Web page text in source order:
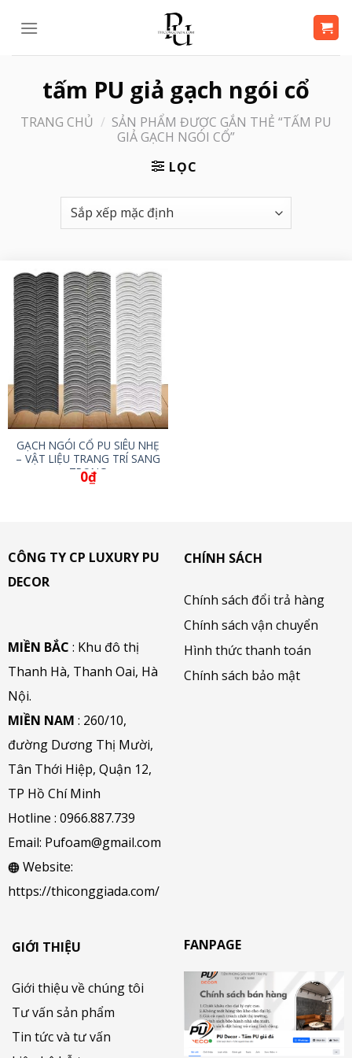
tấm PU giả gạch ngói cổ
TRANG CHỦ / SẢN PHẨM ĐƯỢC GẮN THẺ “TẤM PU
GIẢ GẠCH NGÓI CỔ”
LỌC
GẠCH NGÓI CỔ PU SIÊU NHẸ
– VẬT LIỆU TRANG TRÍ SANG
TRỌNG
0₫
CÔNG TY CP LUXURY PU
DECOR
MIỀN BẮC : Khu đô thị
Thanh Hà, Thanh Oai, Hà
Nội.
MIỀN NAM : 260/10,
đường Dương Thị Mười,
Tân Thới Hiệp, Quận 12,
TP Hồ Chí Minh
Hotline : 0966.887.739
Email: Pufoam@gmail.com
Website:
https://thiconggiada.com/
CHÍNH SÁCH
Chính sách đổi trả hàng
Chính sách vận chuyển
Hình thức thanh toán
Chính sách bảo mật
GIỚI THIỆU
Giới thiệu về chúng tôi
Tư vấn sản phẩm
Tin tức và tư vấn
FANPAGE